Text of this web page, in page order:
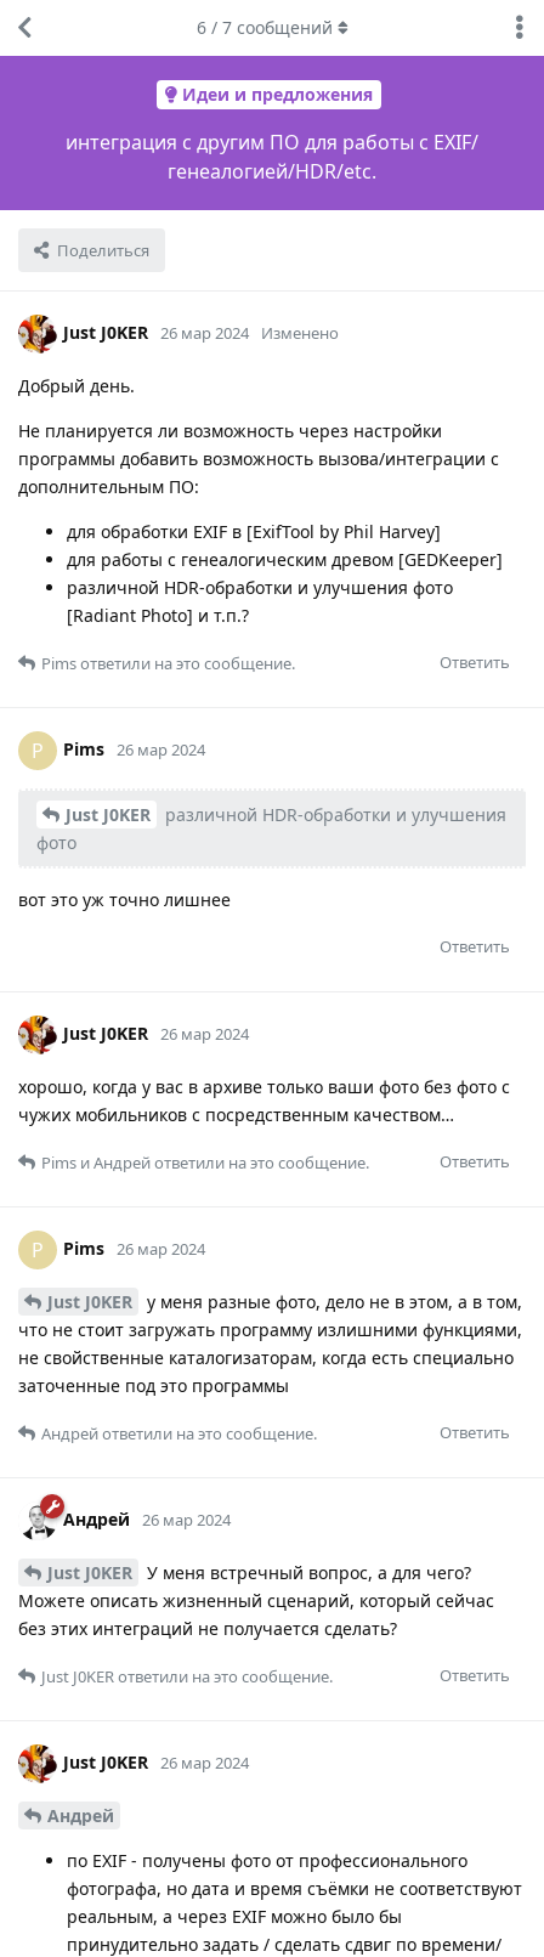
Идеи и предложения
интеграция с другим ПО для работы с EXIF/
генеалогией/HDR/etc.
Поделиться
6/ 7сообщений
Just J0KER 26 мар 2024 Изменено
Добрый день.
Не планируется ли возможность через настройки
программы добавить возможность вызова/интеграции с
дополнительным ПО:
для обработки EXIF в [ExifTool by Phil Harvey]
для работы с генеалогическим древом [GEDKeeper]
различной HDR-обработки и улучшения фото
[Radiant Photo] и т.п.?
Ответить
Pimsответили на это сообщение.
P Pims 26 мар 2024
Just J0KER
различной HDR-обработки и улучшения
фото
вот это уж точно лишнее
Ответить
Just J0KER 26 мар 2024
хорошо, когда у вас в архиве только ваши фото без фото с
чужих мобильников с посредственным качеством…
Ответить
Pims иАндрейответили на это сообщение.
P Pims 26 мар 2024
Just J0KER
у меня разные фото, дело не в этом, а в том,
что не стоит загружать программу излишними функциями,
не свойственные каталогизаторам, когда есть специально
заточенные под это программы
Ответить
Андрейответили на это сообщение.
Андрей 26 мар 2024
Just J0KER
У меня встречный вопрос, а для чего?
Можете описать жизненный сценарий, который сейчас
без этих интеграций не получается сделать?
Ответить
Just J0KERответили на это сообщение.
Just J0KER 26 мар 2024
Андрей
по EXIF - получены фото от профессионального
фотографа, но дата и время съёмки не соответствуют
реальным, а через EXIF можно было бы
принудительно задать / сделать сдвиг по времени/